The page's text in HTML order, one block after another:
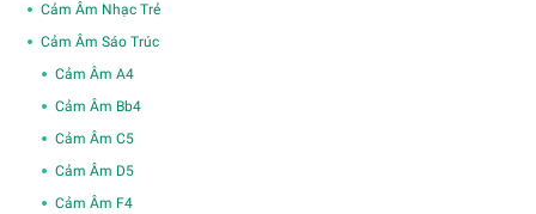
Cảm Âm Nhạc Trẻ
Cảm Âm Sáo Trúc
Cảm Âm A4
Cảm Âm Bb4
Cảm Âm C5
Cảm Âm D5
Cảm Âm F4